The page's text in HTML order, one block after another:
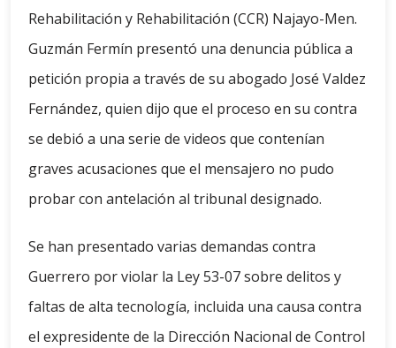
Rehabilitación y Rehabilitación (CCR) Najayo-Men.
Guzmán Fermín presentó una denuncia pública a
petición propia a través de su abogado José Valdez
Fernández, quien dijo que el proceso en su contra
se debió a una serie de videos que contenían
graves acusaciones que el mensajero no pudo
probar con antelación al tribunal designado.
Se han presentado varias demandas contra
Guerrero por violar la Ley 53-07 sobre delitos y
faltas de alta tecnología, incluida una causa contra
el expresidente de la Dirección Nacional de Control